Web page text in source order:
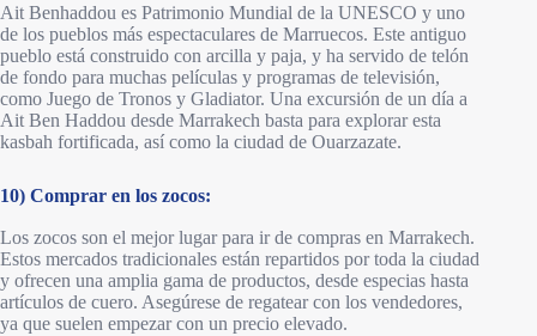
Ait Benhaddou es Patrimonio Mundial de la UNESCO y uno
de los pueblos más espectaculares de Marruecos. Este antiguo
pueblo está construido con arcilla y paja, y ha servido de telón
de fondo para muchas películas y programas de televisión,
como Juego de Tronos y Gladiator. Una excursión de un día a
Ait Ben Haddou desde Marrakech basta para explorar esta
kasbah fortificada, así como la ciudad de Ouarzazate.
10) Comprar en los zocos:
Los zocos son el mejor lugar para ir de compras en Marrakech.
Estos mercados tradicionales están repartidos por toda la ciudad
y ofrecen una amplia gama de productos, desde especias hasta
artículos de cuero. Asegúrese de regatear con los vendedores,
ya que suelen empezar con un precio elevado.